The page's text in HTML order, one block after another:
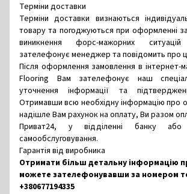
Терміни доставки
Терміни доставки визнаються
товару та погоджуються при оформленні
виникнення форс-мажорних
зателефонує менеджер та повідомить про
Після оформлення замовлення в інтернет-
Flooring Вам зателефонує наш
уточнення інформації та
Отримавши всю необхідну інформацію про
надішле Вам рахунок на оплату, Ви разом
Приват24, у відділенні банку або
самообслуговування.
Гарантія від виробника
Отримати більш детальну інформацію
можете зателефонувавши за номером
+380677194335